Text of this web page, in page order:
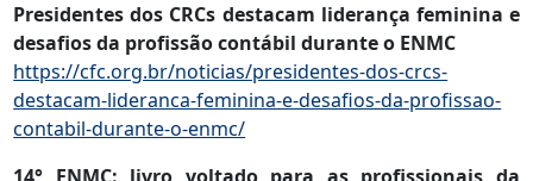
Presidentes dos CRCs destacam liderança feminina e
desafios da profissão contábil durante o ENMC
https://cfc.org.br/noticias/presidentes-dos-crcs-
destacam-lideranca-feminina-e-desafios-da-profissao-
contabil-durante-o-enmc/